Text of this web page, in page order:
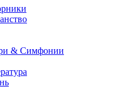
& Симфонии